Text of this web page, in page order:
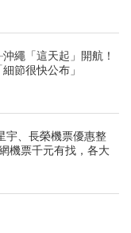
繩「這天起」開航！
節很快公布」
宇、長榮機票優惠整
機票千元有找，各大